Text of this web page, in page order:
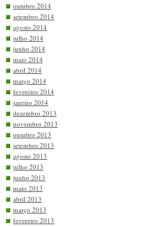
outubro 2014
setembro 2014
agosto 2014
julho 2014
junho 2014
maio 2014
abril 2014
março 2014
fevereiro 2014
janeiro 2014
dezembro 2013
novembro 2013
outubro 2013
setembro 2013
agosto 2013
julho 2013
junho 2013
maio 2013
abril 2013
março 2013
fevereiro 2013